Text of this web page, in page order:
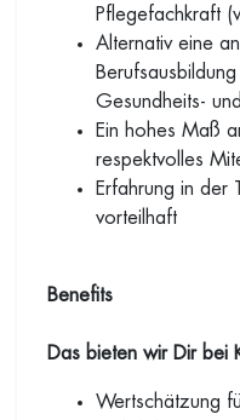
Pflegefachkraft
Alternativ eine
Gesundheits-
Ein hohes Maß
respektvolles
Erfahrung in der
vorteilhaft
Benefits
Das bieten wir Dir bei
Wertschätzung